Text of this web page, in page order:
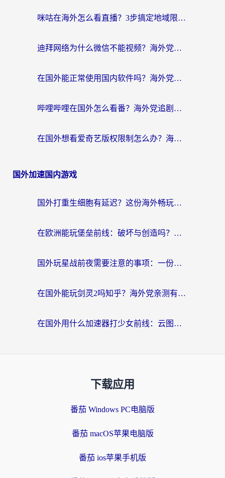
咪咕在海外怎么看直播？3步搞定地域限制，还能畅看腾讯视频与国内热剧
迪拜网络为什么微信不能视频？海外党必看的回国加速全攻略
在国外能正常使用国内软件吗？海外党亲测有效的无缝访问指南
哔哩哔哩在国外怎么看番？海外党追剧看片的终极解决方案
在国外想看爱奇艺版权限制怎么办？海外华人必看的追剧自由指南
国外加速国内游戏
国外打重生细胞有延迟？这份海外畅玩国服游戏加速器终极指南请收好
在欧洲能玩堡垒前线：破坏与创造吗？海外党国服游戏不卡顿的秘密
国外玩星战前夜需要注意的事项：一份来自老玩家的网络生存指南
在国外能玩剑灵2吗知乎？海外党亲测有效的国服游戏加速指南
在国外用什么加速器打少女前线：云图计划不卡？一个老玩家的掏心分享
下载应用
番茄 Windows PC电脑版
番茄 macOS苹果电脑版
番茄 ios苹果手机版